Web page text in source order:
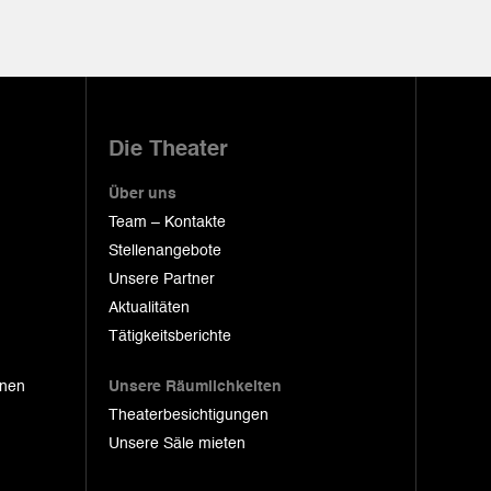
Die Theater
Über uns
Team – Kontakte
Stellenangebote
Unsere Partner
Aktualitäten
Tätigkeitsberichte
Unsere Räumlichkeiten
Theaterbesichtigungen
Unsere Säle mieten